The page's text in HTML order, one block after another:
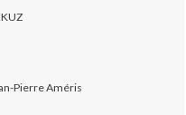
Pierre Améris